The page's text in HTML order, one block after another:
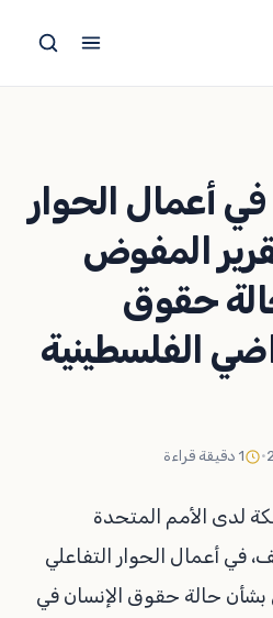
أعمال الحوار
المفوض
حقوق
الفلسطينية
• 1 دقيقة قراءة
لدى الأمم المتحدة
في أعمال الحوار التفاعلي
حالة حقوق الإنسان في